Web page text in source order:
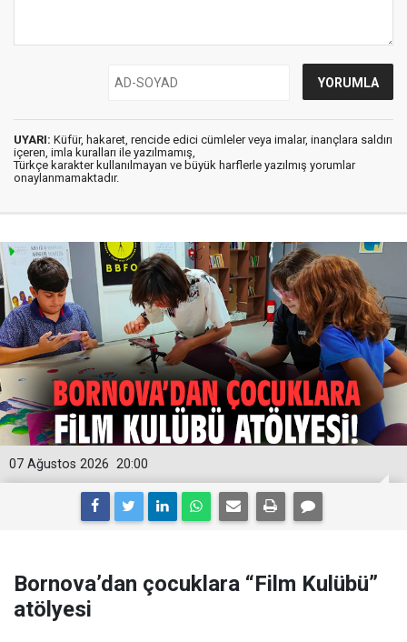
UYARI: Küfür, hakaret, rencide edici cümleler veya imalar, inançlara saldırı
içeren, imla kuralları ile yazılmamış,
Türkçe karakter kullanılmayan ve büyük harflerle yazılmış yorumlar
onaylanmamaktadır.
20:00
07 Ağustos 2026
Bornova’dan çocuklara “Film Kulübü”
atölyesi